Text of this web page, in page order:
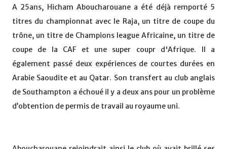
A 25ans, Hicham Aboucharouane a été déjà remporté 5
titres du championnat avec le Raja, un titre de coupe du
trône, un titre de Champions league Africaine, un titre de
coupe de la CAF et une super coupr d'Afrique. Il a
également passé deux expériences de courtes durées en
Arabie Saoudite et au Qatar. Son transfert au club anglais
de Southampton a échoué il y a deux ans pour un problème
d’obtention de permis de travail au royaume uni.